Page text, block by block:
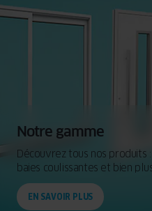
Notre gamme
Découvrez tous nos produits
baies coulissantes et bien
EN SAVOIR PLUS